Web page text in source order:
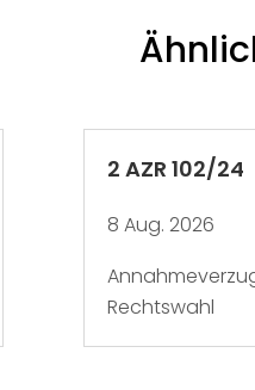
2 AZR 102/24
8 Aug. 2026
Rechtswahl